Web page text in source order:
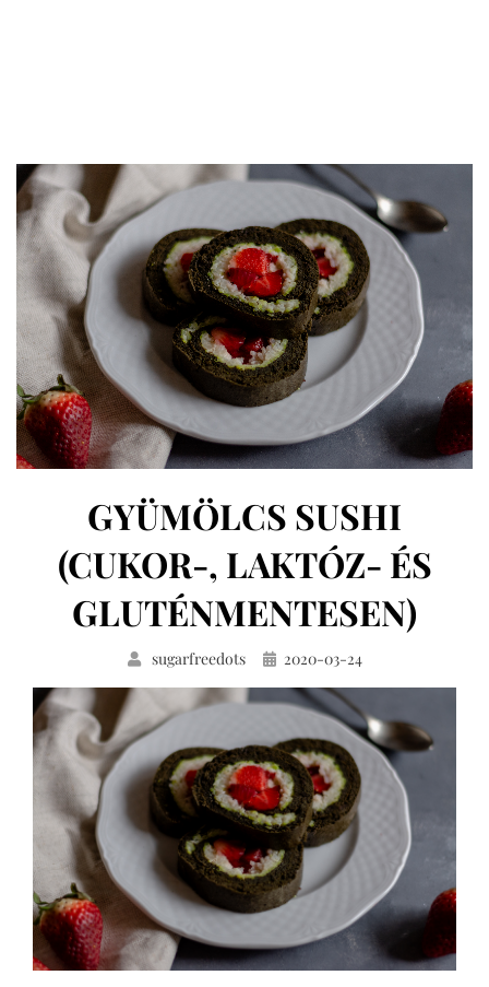
GYÜMÖLCS SUSHI
(CUKOR-, LAKTÓZ- ÉS
GLUTÉNMENTESEN)
sugarfreedots Közzétéve
2020-03-24